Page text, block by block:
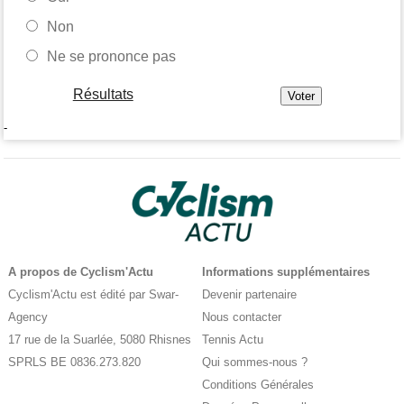
Non
Ne se prononce pas
Résultats
-
A propos de Cyclism'Actu
Cyclism'Actu est édité par Swar-
Agency
17 rue de la Suarlée, 5080 Rhisnes
SPRLS BE 0836.273.820
Informations supplémentaires
Devenir partenaire
Nous contacter
Tennis Actu
Qui sommes-nous ?
Conditions Générales